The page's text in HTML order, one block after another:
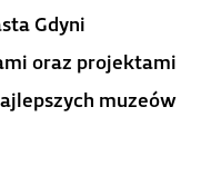
Gdyni
oraz projektami
muzeów